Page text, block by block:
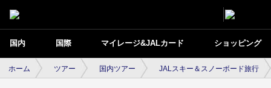
国内 国際 マイレージ&JALカード ショッピング
ホーム ツアー 国内ツアー JALスキー＆スノーボード旅行